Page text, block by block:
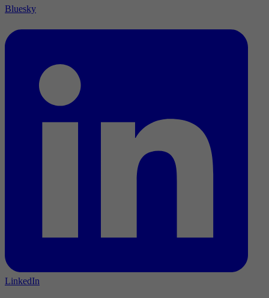
Bluesky
LinkedIn